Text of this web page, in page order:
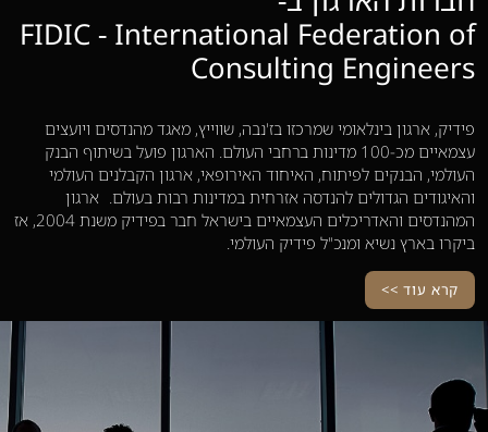
FIDIC - International Federation of
Consulting Engineers
פידיק, ארגון בינלאומי שמרכזו בז'נבה, שווייץ, מאגד מהנדסים ויועצים
עצמאיים מכ-100 מדינות ברחבי העולם. הארגון פועל בשיתוף הבנק
העולמי, הבנקים לפיתוח, האיחוד האירופאי, ארגון הקבלנים העולמי
והאיגודים הגדולים להנדסה אזרחית במדינות רבות בעולם. ארגון
המהנדסים והאדריכלים העצמאיים בישראל חבר בפידיק משנת 2004, אז
ביקרו בארץ נשיא ומנכ"ל פידיק העולמי.
קרא עוד >>